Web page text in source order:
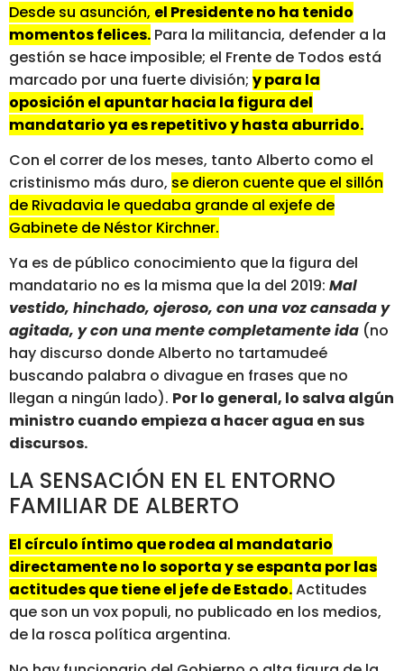
Desde su asunción, el Presidente no ha tenido
momentos felices. Para la militancia, defender a la
gestión se hace imposible; el Frente de Todos está
marcado por una fuerte división; y para la
oposición el apuntar hacia la figura del
mandatario ya es repetitivo y hasta aburrido.
Con el correr de los meses, tanto Alberto como el
cristinismo más duro, se dieron cuente que el sillón
de Rivadavia le quedaba grande al exjefe de
Gabinete de Néstor Kirchner.
Ya es de público conocimiento que la figura del
mandatario no es la misma que la del 2019: Mal
vestido, hinchado, ojeroso, con una voz cansada y
agitada, y con una mente completamente ida (no
hay discurso donde Alberto no tartamudeé
buscando palabra o divague en frases que no
llegan a ningún lado). Por lo general, lo salva algún
ministro cuando empieza a hacer agua en sus
discursos.
LA SENSACIÓN EN EL ENTORNO
FAMILIAR DE ALBERTO
El círculo íntimo que rodea al mandatario
directamente no lo soporta y se espanta por las
actitudes que tiene el jefe de Estado.Actitudes
que son un vox populi, no publicado en los medios,
de la rosca política argentina.